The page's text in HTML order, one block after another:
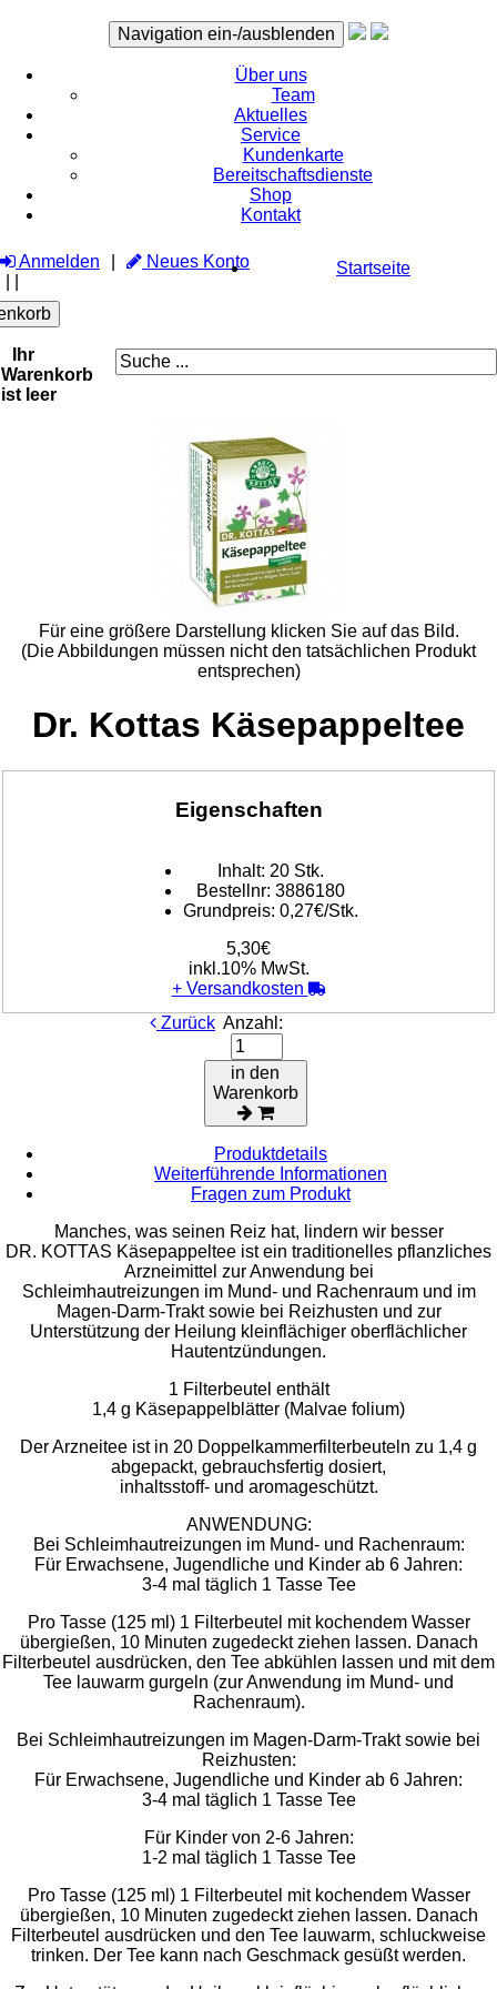
Navigation ein-/ausblenden
Über uns
Team
Aktuelles
Service
Kundenkarte
Bereitschaftsdienste
Shop
Kontakt
Anmelden
Neues Konto
Ihr
Warenkorb
ist leer
Startseite
Für eine größere Darstellung klicken Sie auf das Bild.
(Die Abbildungen müssen nicht den tatsächlichen Produkt
entsprechen)
Dr. Kottas Käsepappeltee
Eigenschaften
Inhalt: 20 Stk.
Bestellnr: 3886180
Grundpreis: 0,27€/Stk.
5,30€
inkl.10% MwSt.
+ Versandkosten
Zurück Anzahl:
in den
Warenkorb
Produktdetails
Weiterführende Informationen
Fragen zum Produkt
Manches, was seinen Reiz hat, lindern wir besser
DR. KOTTAS Käsepappeltee ist ein traditionelles pflanzliches
Arzneimittel zur Anwendung bei
Schleimhautreizungen im Mund- und Rachenraum und im
Magen-Darm-Trakt sowie bei Reizhusten und zur
Unterstützung der Heilung kleinflächiger oberflächlicher
Hautentzündungen.
1 Filterbeutel enthält
1,4 g Käsepappelblätter (Malvae folium)
Der Arzneitee ist in 20 Doppelkammerfilterbeuteln zu 1,4 g
abgepackt, gebrauchsfertig dosiert,
inhaltsstoff- und aromageschützt.
ANWENDUNG:
Bei Schleimhautreizungen im Mund- und Rachenraum:
Für Erwachsene, Jugendliche und Kinder ab 6 Jahren:
3-4 mal täglich 1 Tasse Tee
Pro Tasse (125 ml) 1 Filterbeutel mit kochendem Wasser
übergießen, 10 Minuten zugedeckt ziehen lassen. Danach
Filterbeutel ausdrücken, den Tee abkühlen lassen und mit dem
Tee lauwarm gurgeln (zur Anwendung im Mund- und
Rachenraum).
Bei Schleimhautreizungen im Magen-Darm-Trakt sowie bei
Reizhusten:
Für Erwachsene, Jugendliche und Kinder ab 6 Jahren:
3-4 mal täglich 1 Tasse Tee
Für Kinder von 2-6 Jahren:
1-2 mal täglich 1 Tasse Tee
Pro Tasse (125 ml) 1 Filterbeutel mit kochendem Wasser
übergießen, 10 Minuten zugedeckt ziehen lassen. Danach
Filterbeutel ausdrücken und den Tee lauwarm, schluckweise
trinken. Der Tee kann nach Geschmack gesüßt werden.